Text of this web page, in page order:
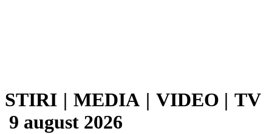
STIRI | MEDIA | VIDEO | TV
9 august 2026